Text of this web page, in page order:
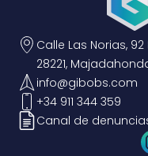
Calle Las Norias,
28221,
info@gibobs.com
+34 911 344 359
Canal de